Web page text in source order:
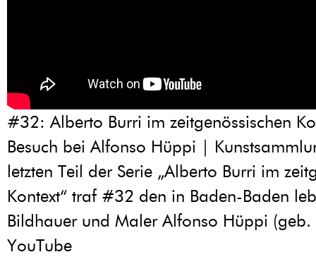
#32: Alberto Burri im zeitgenössischen
Besuch bei Alfonso Hüppi |
letzten Teil der Serie „Alberto Burri im
Kontext“ traf #32 den in Baden-Baden
Bildhauer und Maler Alfonso Hüppi
YouTube